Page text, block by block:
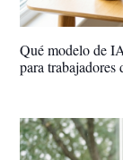
Qué modelo de
para